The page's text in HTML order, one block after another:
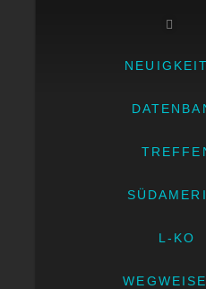
L-KO